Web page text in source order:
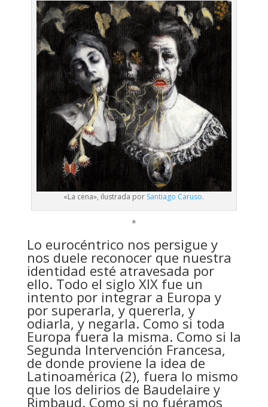
«La cena», ilustrada por Santiago Caruso.
*
Lo eurocéntrico nos persigue y
nos duele reconocer que nuestra
identidad esté atravesada por
ello. Todo el siglo XIX fue un
intento por integrar a Europa y
por superarla, y quererla, y
odiarla, y negarla. Como si toda
Europa fuera la misma. Como si la
Segunda Intervención Francesa,
de donde proviene la idea de
Latinoamérica (2), fuera lo mismo
que los delirios de Baudelaire y
Rimbaud. Como si no fuéramos